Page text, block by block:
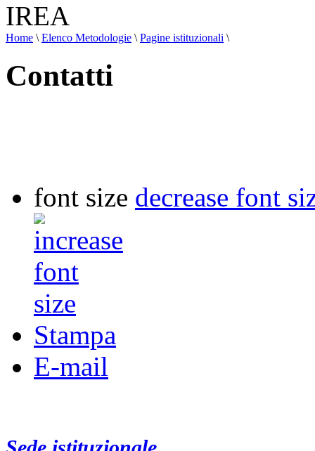
Home \ Elenco Metodologie \ Pagine istituzionali \
Contatti
font size decrease font
Stampa
E-mail